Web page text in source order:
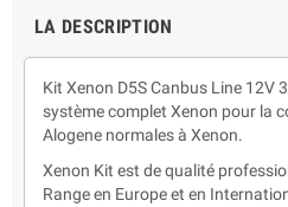
LA DESCRIPTION
Kit Xenon D5S Canbus Line 12V
système complet Xenon pour la
Alogene normales à Xenon.
Xenon Kit est de qualité
Range en Europe et en